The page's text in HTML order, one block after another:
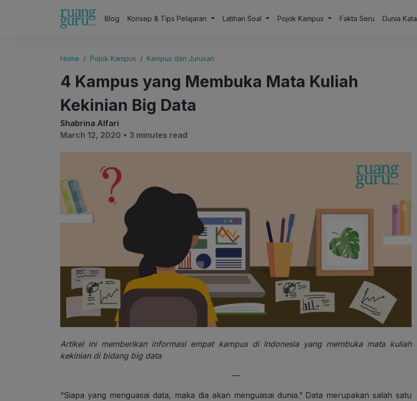
Blog Konsep & Tips Pelajaran Latihan Soal Pojok Kampus Fakta Seru Dunia Kata
Home Pojok Kampus Kampus dan Jurusan
4 Kampus yang Membuka Mata Kuliah
Kekinian Big Data
Shabrina Alfari
March 12, 2020 • 3 minutes read
Artikel ini memberikan informasi empat kampus di Indonesia yang membuka mata kuliah
kekinian di bidang big data
—
“Siapa yang menguasai data, maka dia akan menguasai dunia.” Data merupakan salah satu